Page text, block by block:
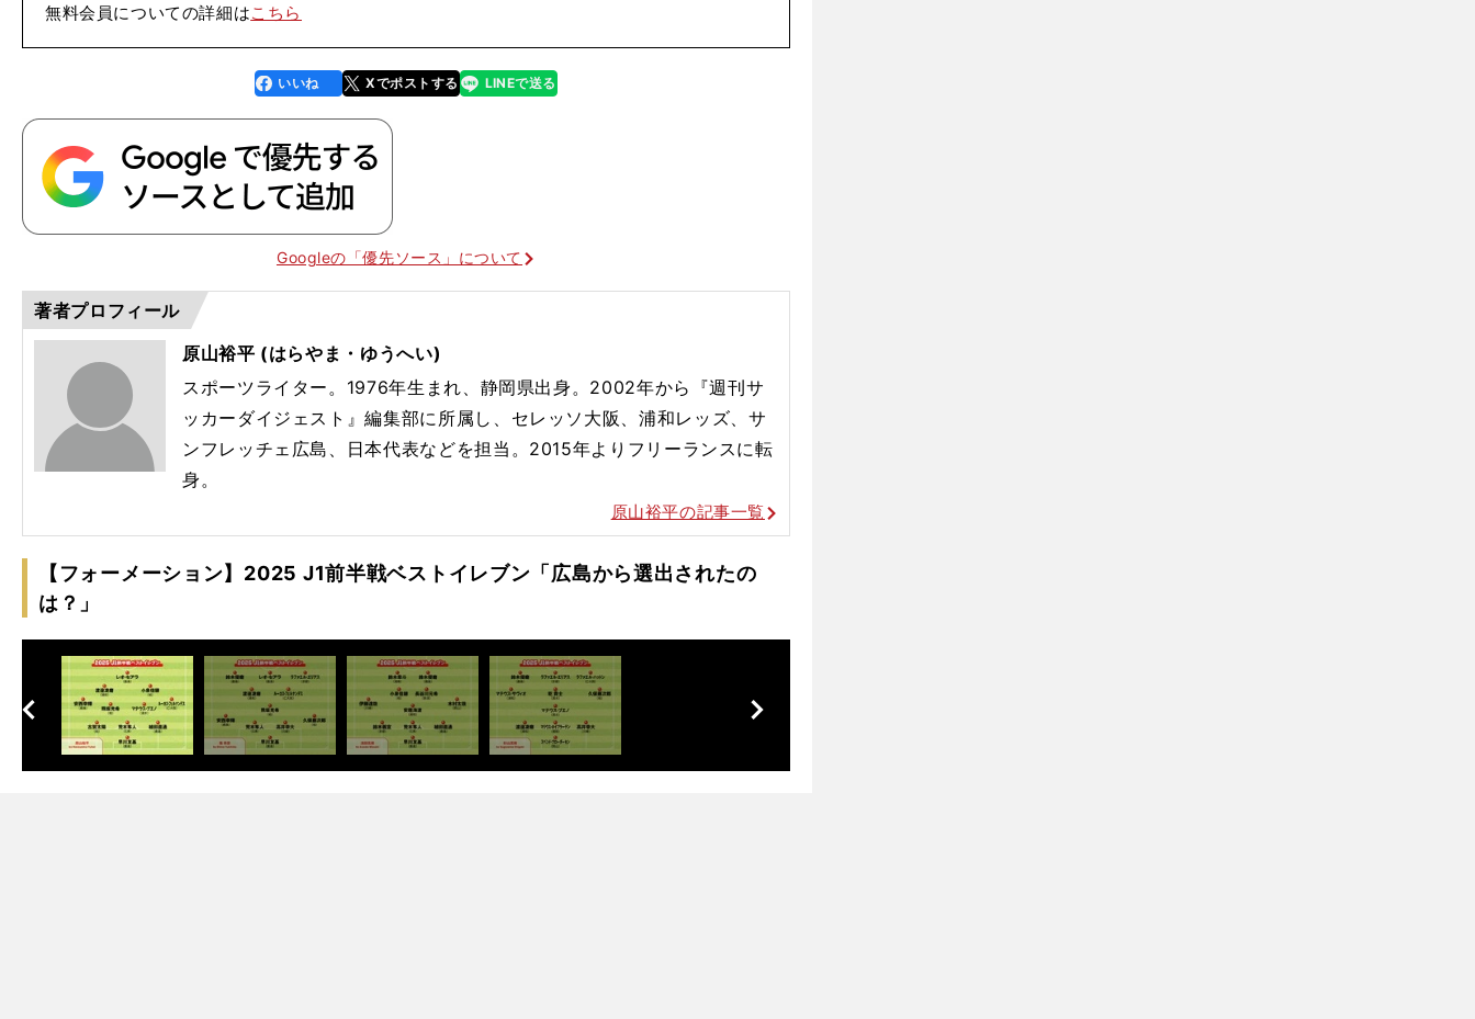
無料会員についての詳細はこちら
faceboo
k
いいね Xでポストする
line LINEで送る
Googleの「優先ソース」について
著者プロフィール
原山裕平 (はらやま・ゆうへい)
スポーツライター。1976年生まれ、静岡県出身。2002年から『週刊サ
ッカーダイジェスト』編集部に所属し、セレッソ大阪、浦和レッズ、サ
ンフレッチェ広島、日本代表などを担当。2015年よりフリーランスに転
身。
原山裕平の記事一覧
【フォーメーション】2025 J1前半戦ベストイレブン「広島から選出されたの
は？」
次
へ